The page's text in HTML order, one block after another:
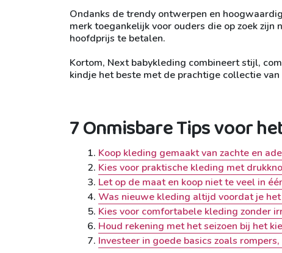
Ondanks de trendy ontwerpen en
merk toegankelijk voor ouders die op zoek
hoofdprijs te betalen.
Kortom, Next babykleding combineert stijl,
kindje het beste met de prachtige collectie
7 Onmisbare Tips voor
Koop kleding gemaakt van zachte en
Kies voor praktische kleding met
Let op de maat en koop niet te veel in
Was nieuwe kleding altijd voordat je
Kies voor comfortabele kleding zonder
Houd rekening met het seizoen bij het
Investeer in goede basics zoals